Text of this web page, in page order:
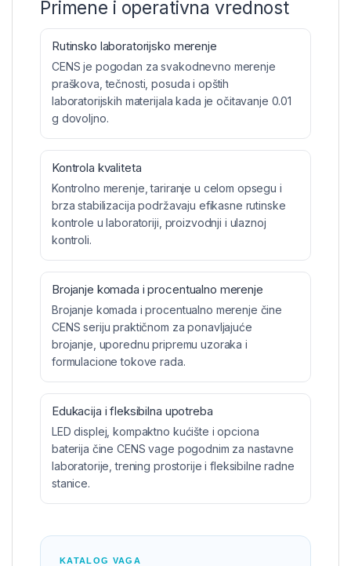
Primene i operativna vrednost
Rutinsko laboratorijsko merenje
CENS je pogodan za svakodnevno merenje
praškova, tečnosti, posuda i opštih
laboratorijskih materijala kada je očitavanje 0.01
g dovoljno.
Kontrola kvaliteta
Kontrolno merenje, tariranje u celom opsegu i
brza stabilizacija podržavaju efikasne rutinske
kontrole u laboratoriji, proizvodnji i ulaznoj
kontroli.
Brojanje komada i procentualno merenje
Brojanje komada i procentualno merenje čine
CENS seriju praktičnom za ponavljajuće
brojanje, uporednu pripremu uzoraka i
formulacione tokove rada.
Edukacija i fleksibilna upotreba
LED displej, kompaktno kućište i opciona
baterija čine CENS vage pogodnim za nastavne
laboratorije, trening prostorije i fleksibilne radne
stanice.
KATALOG VAGA